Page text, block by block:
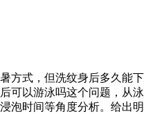
方式，但洗纹身后多久能下
可以游泳吗这个问题，从泳
泡时间等角度分析。给出明